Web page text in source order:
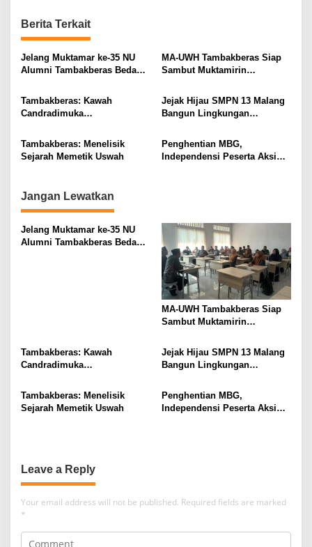
a
v
i
a
i
o
Berita Terkait
Jelang Muktamar ke-35 NU
Alumni Tambakberas Bedah
MA-UWH Tambakberas Siap
Sambut Muktamirin
Tambakberas: Kawah
Candradimuka
Ulama
Jejak Hijau SMPN 13 Malang
Bangun Lingkungan
Tambakberas: Menelisik
Sejarah Memetik Uswah
Penghentian MBG,
Independensi Peserta Aksi
Jangan Lewatkan
Jelang Muktamar ke-35 NU
Alumni Tambakberas Bedah
MA-UWH Tambakberas Siap
Sambut Muktamirin
Tambakberas: Kawah
Candradimuka
Ulama
Jejak Hijau SMPN 13 Malang
Bangun Lingkungan
Tambakberas: Menelisik
Sejarah Memetik Uswah
Penghentian MBG,
Independensi Peserta Aksi
Leave a Reply
Your email address will not be published. Required fields are marked
*